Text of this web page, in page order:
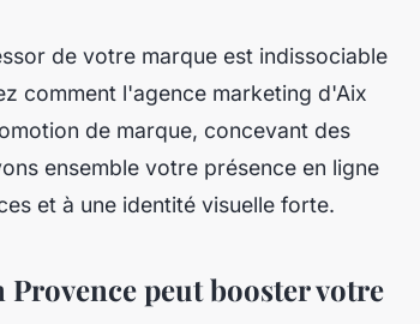
de votre marque est indissociable
comment l'agence marketing d'Aix
de marque, concevant des
ensemble votre présence en ligne
et à une identité visuelle forte.
peut booster votre